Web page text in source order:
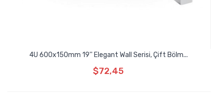
4U 600x150mm 19'' Elegant Wall Serisi, Çift Bölm...
$72,45